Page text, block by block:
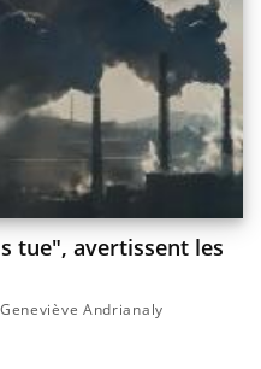
tue", avertissent les
Andrianaly